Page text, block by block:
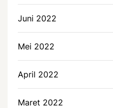
Juni 2022
Mei 2022
April 2022
Maret 2022